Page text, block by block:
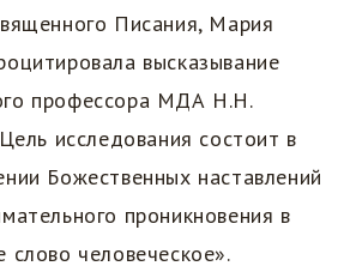
Писания, Мария
высказывание
профессора МДА Н.Н.
исследования состоит в
Божественных наставлений
проникновения в
слово человеческое».